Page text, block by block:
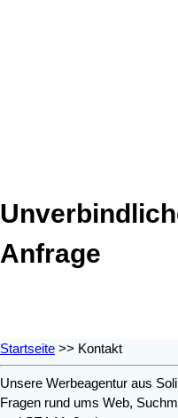
Anfrage
Startseite >> Kontakt
Unsere Werbeagentur aus
Fragen rund ums Web,